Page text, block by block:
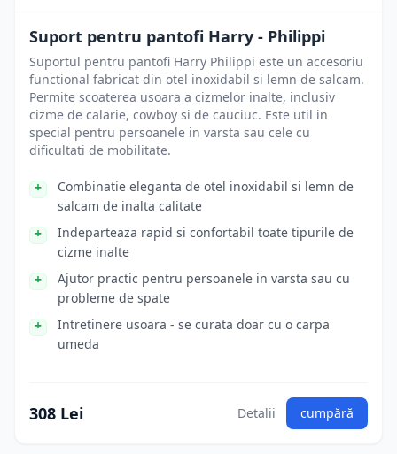
Suport pentru pantofi Harry - Philippi
Suportul pentru pantofi Harry Philippi este un accesoriu
functional fabricat din otel inoxidabil si lemn de salcam.
Permite scoaterea usoara a cizmelor inalte, inclusiv
cizme de calarie, cowboy si de cauciuc. Este util in
special pentru persoanele in varsta sau cele cu
dificultati de mobilitate.
Combinatie eleganta de otel inoxidabil si lemn de
salcam de inalta calitate
Indeparteaza rapid si confortabil toate tipurile de
cizme inalte
Ajutor practic pentru persoanele in varsta sau cu
probleme de spate
Intretinere usoara - se curata doar cu o carpa
umeda
308 Lei Detalii cumpără